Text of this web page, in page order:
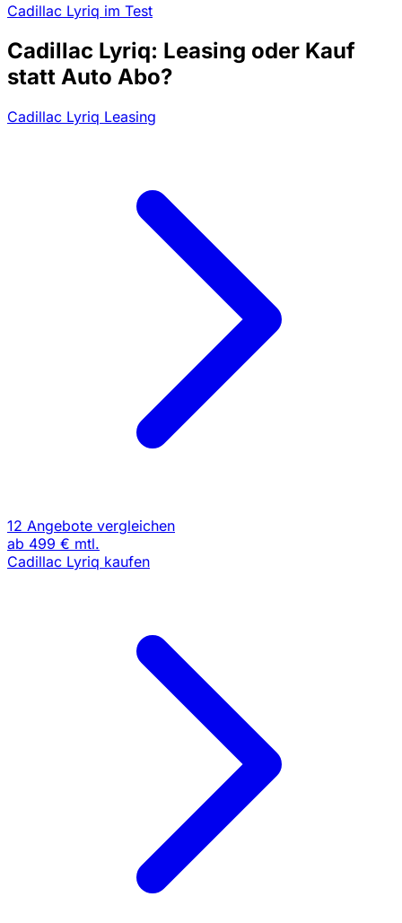
Cadillac Lyriq im Test
Cadillac Lyriq: Leasing oder Kauf
statt Auto Abo?
Cadillac Lyriq Leasing
12 Angebote vergleichen
ab 499 € mtl.
Cadillac Lyriq kaufen